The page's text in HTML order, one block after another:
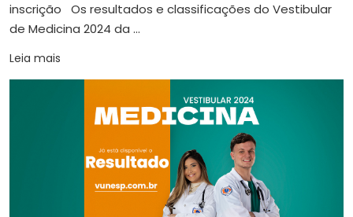
inscrição Os resultados e classificações do Vestibular
de Medicina 2024 da ...
Leia mais